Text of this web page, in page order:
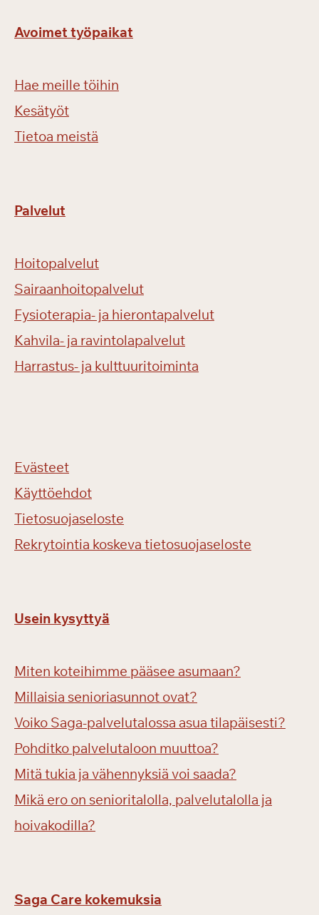
Avoimet työpaikat
Hae meille töihin
Kesätyöt
Tietoa meistä
Palvelut
Hoitopalvelut
Sairaanhoitopalvelut
Fysioterapia- ja hierontapalvelut
Kahvila- ja ravintolapalvelut
Harrastus- ja kulttuuritoiminta
Evästeet
Käyttöehdot
Tietosuojaseloste
Rekrytointia koskeva tietosuojaseloste
Usein kysyttyä
Miten koteihimme pääsee asumaan?
Millaisia senioriasunnot ovat?
Voiko Saga-palvelutalossa asua tilapäisesti?
Pohditko palvelutaloon muuttoa?
Mitä tukia ja vähennyksiä voi saada?
Mikä ero on senioritalolla, palvelutalolla ja
hoivakodilla?
Saga Care kokemuksia